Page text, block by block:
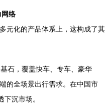
网络
元化的产品体系上，这构成了其
石，覆盖快车、专车、豪华
的全场景出行需求。在中国市
下沉市场。